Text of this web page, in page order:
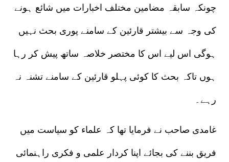
چونکہ سابقہ مضامین مختلف اخبارات میں شائع ہونے
کی وجہ سے بیشتر قارئین کے سامنے پوری بحث نہیں
ہوگی اس لیے اس کا مختصر خلاصہ ساتھ پیش کر رہا
ہوں تاکہ بحث کا کوئی پہلو قارئین کے سامنے تشنہ نہ
رہے۔
غامدی صاحب نے فرمایا تھا کہ علماء کو سیاست میں
فریق بننے کی بجائے اپنا کردار علمی و فکری راہنمائی